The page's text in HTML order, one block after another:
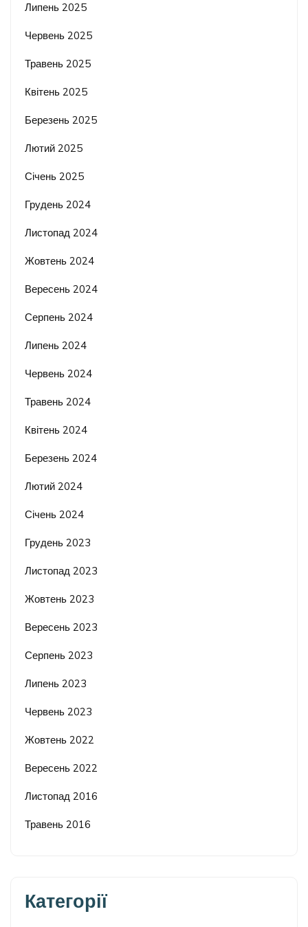
Липень 2025
Червень 2025
Травень 2025
Квітень 2025
Березень 2025
Лютий 2025
Січень 2025
Грудень 2024
Листопад 2024
Жовтень 2024
Вересень 2024
Серпень 2024
Липень 2024
Червень 2024
Травень 2024
Квітень 2024
Березень 2024
Лютий 2024
Січень 2024
Грудень 2023
Листопад 2023
Жовтень 2023
Вересень 2023
Серпень 2023
Липень 2023
Червень 2023
Жовтень 2022
Вересень 2022
Листопад 2016
Травень 2016
Категорії